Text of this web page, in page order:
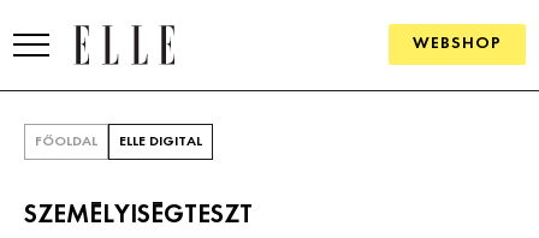
WEBSHOP
FŐOLDAL ELLE DIGITAL
SZEMÉLYISÉGTESZT